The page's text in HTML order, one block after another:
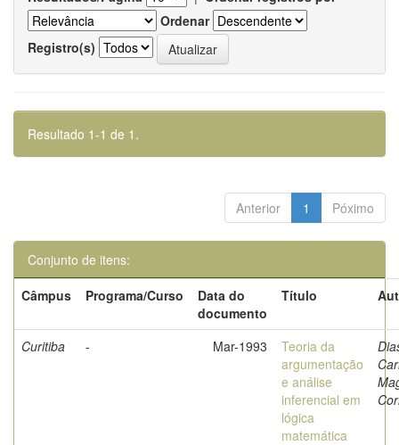
Ordenar
Registro(s)
Resultado 1-1 de 1.
Anterior 1 Póximo
Conjunto de itens:
Câmpus
Programa/Curso
Data do
documento
Título
Curitiba - Mar-1993
Teoria da
argumentação
e análise
inferencial em
lógica
matemática